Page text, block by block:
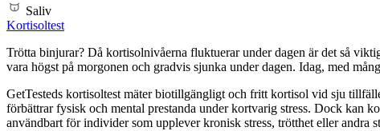
Saliv
Kortisoltest
Trötta binjurar? Då kortisolnivåerna fluktuerar under dagen är det så
vara högst på morgonen och gradvis sjunka under dagen. Idag, med
GetTesteds kortisoltest mäter biotillgängligt och fritt kortisol vid sju
förbättrar fysisk och mental prestanda under kortvarig stress. Dock kan
användbart för individer som upplever kronisk stress, trötthet eller andra